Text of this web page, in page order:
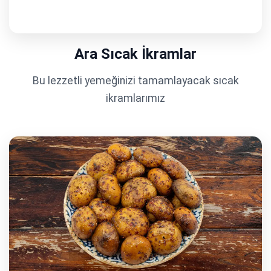
Ara Sıcak İkramlar
Bu lezzetli yemeğinizi tamamlayacak sıcak
ikramlarımız